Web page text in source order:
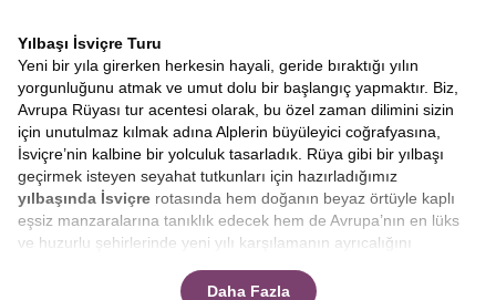
Yılbaşı İsviçre Turu
Yeni bir yıla girerken herkesin hayali, geride bıraktığı yılın
yorgunluğunu atmak ve umut dolu bir başlangıç yapmaktır. Biz,
Avrupa Rüyası tur acentesi olarak, bu özel zaman dilimini sizin
için unutulmaz kılmak adına Alplerin büyüleyici coğrafyasına,
İsviçre’nin kalbine bir yolculuk tasarladık. Rüya gibi bir yılbaşı
geçirmek isteyen seyahat tutkunları için hazırladığımız
yılbaşında İsviçre rotasında hem doğanın beyaz örtüyle kaplı
eşsiz manzaralarına tanıklık edecek hem de Avrupa’nın en lüks
ve huzurlu şehirlerinde yeni yılı karşılamanın ayrıcalığını
uzanan bu masalsı serüvende, sizlere sadece bir tur değil,
Daha Fazla